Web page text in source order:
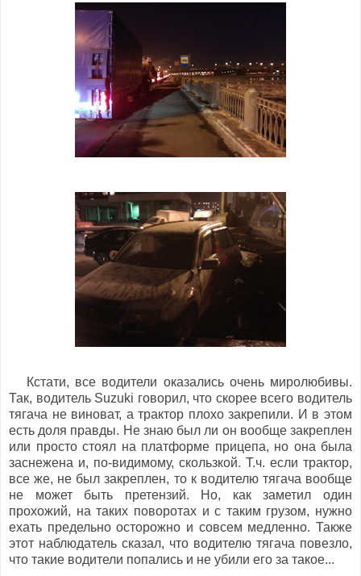
Кстати, все водители оказались очень миролюбивы.
Так, водитель Suzuki говорил, что скорее всего водитель
тягача не виноват, а трактор плохо закрепили. И в этом
есть доля правды. Не знаю был ли он вообще закреплен
или просто стоял на платформе прицепа, но она была
заснежена и, по-видимому, скользкой. Т.ч. если трактор,
все же, не был закреплен, то к водителю тягача вообще
не может быть претензий. Но, как заметил один
прохожий, на таких поворотах и с таким грузом, нужно
ехать предельно осторожно и совсем медленно. Также
этот наблюдатель сказал, что водителю тягача повезло,
что такие водители попались и не убили его за такое...